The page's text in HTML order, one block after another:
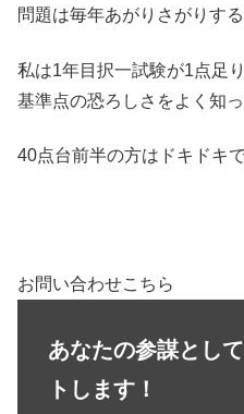
問題は毎年あがりさがりす
私は1年目択一試験が1点足
基準点の恐ろしさをよく知っ
40点台前半の方はドキドキで
お問い合わせこちら
あなたの参謀とし
トします！